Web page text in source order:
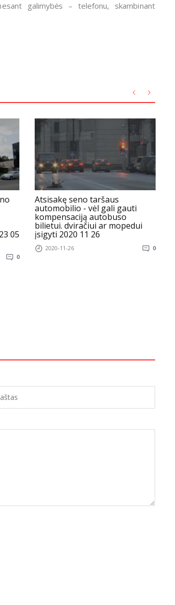
galimybės – telefonu, skambinant
05
0
Atsisakę seno taršaus
automobilio - vėl gali gauti
kompensaciją autobuso
bilietui. dviračiui ar mopedui
įsigyti 2020 11 26
2020-11-26 0